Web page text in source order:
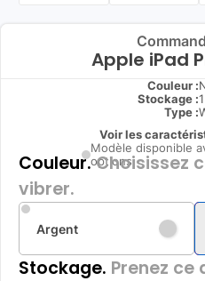
Apple iPad
Couleur :
Stockage :
Type :
Voir les
Modèle disponible
options
Couleur.Choisissez
vibrer.
Argent
Stockage. Prenez ce